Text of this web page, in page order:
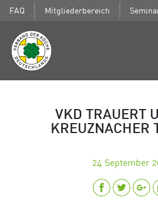
FAQ Mitgliederbereich
VKD TRAUERT
KREUZNACHER
24 September